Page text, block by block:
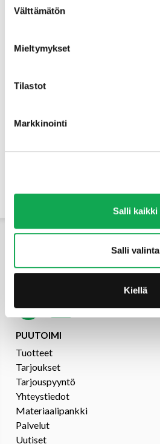
valinta
Välttämätön
Mieltymykset
Tilastot
Markkinointi
Salli kaikki
Salli valinta
Kiellä
PUUTOIMI
Tuotteet
Tarjoukset
Tarjouspyyntö
Yhteystiedot
Materiaalipankki
Palvelut
Uutiset